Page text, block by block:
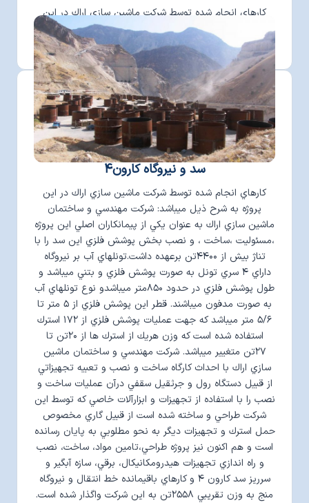
كارهاي انجام شده توسط شركت ماشين سازي اراك در اين
پروژه شامل ساخت ونصب درچه های روزنه ای و سازه های
فلزی سد و نصب هشت دستگاه ژنراتور
سد و نیروگاه کارون۴
كارهاي انجام شده توسط شركت ماشين سازي اراك در اين
پروژه به شرح ذيل ميباشد: شركت مهندسي و ساختمان
ماشين سازي اراك به عنوان يكي از پيمانكاران اصلي اين پروژه
،مسئوليت ،ساخت ، و نصب بخش پوشش فلزي اين سد را با
تناژ بيش از ۴۴۰۰تن برعهده داشت.تونلهاي آب بر نيروگاه
داراي ۴ سري تونل به صورت پوشش فلزي و بتني ميباشد و
طول پوشش فلزي در حدود ۸۵۰متر ميباشدو نوع تونلهاي آب
به صورت مدفون ميباشند. قطر اين پوشش فلزي از ۵ متر تا
۵/۶ متر ميباشد كه جهت عمليات پوشش فلزي از ۱۷۲ استرك
استفاده شده است كه وزن هريك از استرك ها از ۲۰تن تا
۲۷تن متغيير ميباشد. شركت مهندسي و ساختمان ماشين
سازي اراك با احداث كارگاه ساخت و نصب و تعبيه تجهيزاتي
از قبيل دستگاه رول و جرثقيل سقفي درآن عمليات ساخت و
نصب را با استفاده از تجهيزات و ابزارآلات خاصي كه توسط اين
شركت طراحي و ساخته شده است از قبيل گاري مخصوص
حمل استرك و تجهيزات ديگر به نحو مطلوبي به پايان رسانده
است و هم اکنون نيز پروژه طراحي،تامين مواد، ساخت، نصب
و راه اندازي تجهيزات هيدرومکانيکال، برقي، سازه آبگير و
سرريز سد کارون ۴ و کارهاي باقيمانده خط انتقال و نيروگاه
منج به وزن تقريبي ۲۵۵۸تن به اين شرکت واگذار شده است.